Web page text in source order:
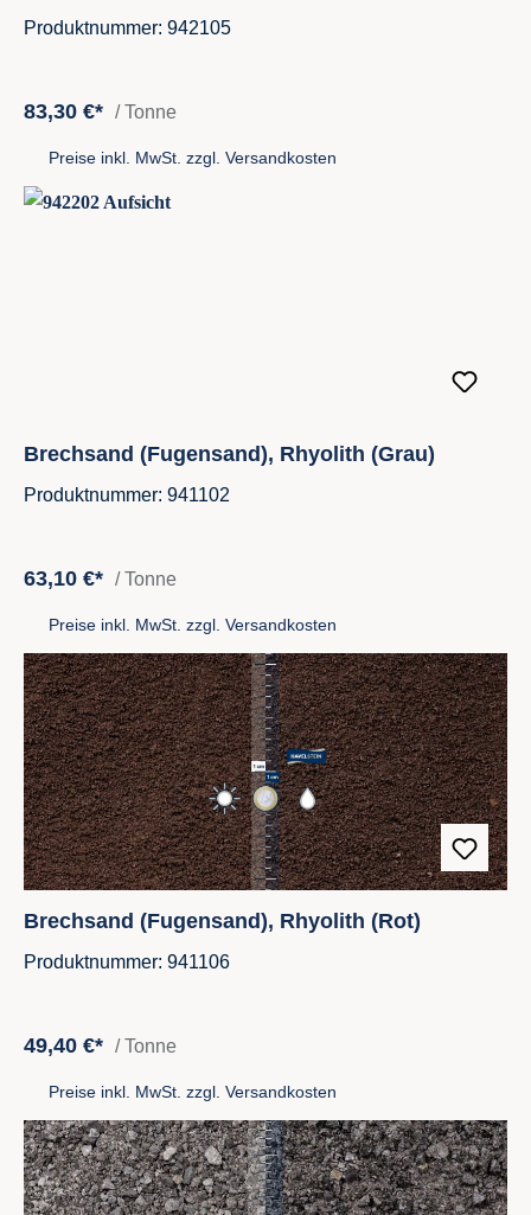
Produktnummer: 942105
83,30 €* / Tonne
Preise inkl. MwSt. zzgl. Versandkosten
Brechsand (Fugensand), Rhyolith (Grau)
Produktnummer: 941102
63,10 €* / Tonne
Preise inkl. MwSt. zzgl. Versandkosten
Brechsand (Fugensand), Rhyolith (Rot)
Produktnummer: 941106
49,40 €* / Tonne
Preise inkl. MwSt. zzgl. Versandkosten